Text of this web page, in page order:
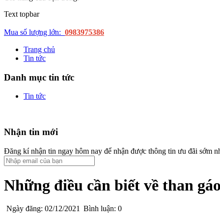
Text topbar
Mua số lượng lớn: 0983975386
Trang chủ
Tin tức
Danh mục tin tức
Tin tức
Nhận tin mới
Đăng kí nhận tin ngay hôm nay để nhận được thông tin ưu đãi sớm
Những điều cần biết về than
Ngày đăng: 02/12/2021 Bình luận: 0